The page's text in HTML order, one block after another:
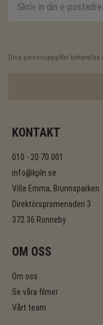
Dina personuppgifter behandlas
KONTAKT
010 - 20 70 001
info@kpln.se
Villa Emma, Brunnsparken
Direktörspromenaden 3
372 36 Ronneby
OM OSS
Om oss
Se våra filmer
Vårt team